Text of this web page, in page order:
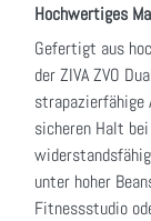
Hochwertiges
Gefertigt aus
der ZIVA ZVO
sicheren Halt
unter hoher
Fitnessstudio